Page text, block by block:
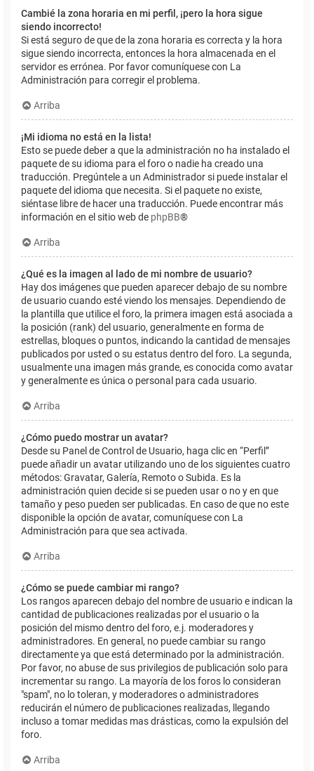
Cambié la zona horaria en mi perfil, ¡pero la hora sigue
siendo incorrecto!
Si está seguro de que de la zona horaria es correcta y la hora
sigue siendo incorrecta, entonces la hora almacenada en el
servidor es errónea. Por favor comuníquese con La
Administración para corregir el problema.
Arriba
¡Mi idioma no está en la lista!
Esto se puede deber a que la administración no ha instalado el
paquete de su idioma para el foro o nadie ha creado una
traducción. Pregúntele a un Administrador si puede instalar el
paquete del idioma que necesita. Si el paquete no existe,
siéntase libre de hacer una traducción. Puede encontrar más
información en el sitio web de phpBB®
Arriba
¿Qué es la imagen al lado de mi nombre de usuario?
Hay dos imágenes que pueden aparecer debajo de su nombre
de usuario cuando esté viendo los mensajes. Dependiendo de
la plantilla que utilice el foro, la primera imagen está asociada a
la posición (rank) del usuario, generalmente en forma de
estrellas, bloques o puntos, indicando la cantidad de mensajes
publicados por usted o su estatus dentro del foro. La segunda,
usualmente una imagen más grande, es conocida como avatar
y generalmente es única o personal para cada usuario.
Arriba
¿Cómo puedo mostrar un avatar?
Desde su Panel de Control de Usuario, haga clic en “Perfil”
puede añadir un avatar utilizando uno de los siguientes cuatro
métodos: Gravatar, Galería, Remoto o Subida. Es la
administración quien decide si se pueden usar o no y en que
tamaño y peso pueden ser publicadas. En caso de que no este
disponible la opción de avatar, comuníquese con La
Administración para que sea activada.
Arriba
¿Cómo se puede cambiar mi rango?
Los rangos aparecen debajo del nombre de usuario e indican la
cantidad de publicaciones realizadas por el usuario o la
posición del mismo dentro del foro, e.j. moderadores y
administradores. En general, no puede cambiar su rango
directamente ya que está determinado por la administración.
Por favor, no abuse de sus privilegios de publicación solo para
incrementar su rango. La mayoría de los foros lo consideran
"spam", no lo toleran, y moderadores o administradores
reducirán el número de publicaciones realizadas, llegando
incluso a tomar medidas mas drásticas, como la expulsión del
foro.
Arriba